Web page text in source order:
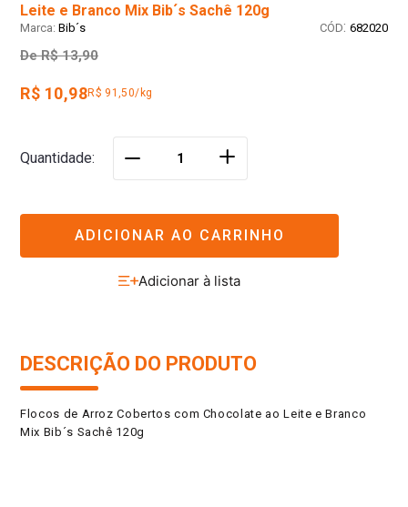
Leite e Branco Mix Bib´s Sachê 120g
Bib´s : 682020
De R$ 13,90
R$ 10,98R$ 91,50/kg
Quantidade ＋
ADICIONAR AO CARRINHO
DESCRIÇÃO DO PRODUTO
Flocos de Arroz Cobertos com Chocolate ao Leite e Branco
Mix Bib´s Sachê 120g